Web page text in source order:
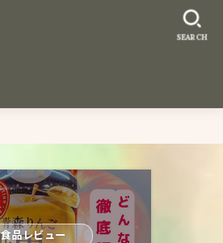
SEARCH
食品レビュー